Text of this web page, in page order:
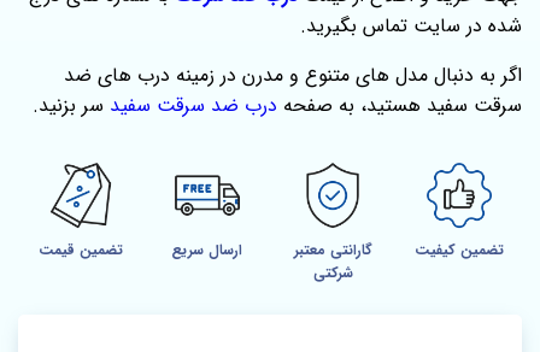
شده در سایت تماس بگیرید.
اگر به دنبال مدل‌ های متنوع و مدرن در زمینه درب‌ های ضد
سرقت سفید هستید، به صفحه درب ضد سرقت سفید سر بزنید.
تضمین کیفیت
گارانتی معتبر
شرکتی
ارسال سریع تضمین قیمت